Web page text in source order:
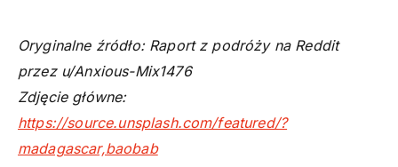
Oryginalne źródło: Raport z podróży na Reddit
przez u/Anxious-Mix1476
Zdjęcie główne:
https://source.unsplash.com/featured/?
madagascar,baobab